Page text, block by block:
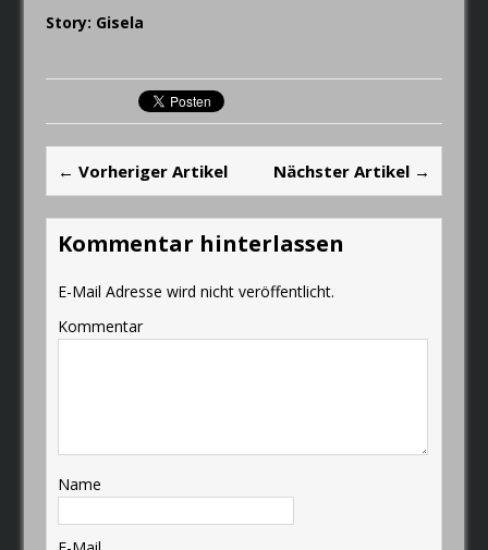
Story: Gisela
← Vorheriger Artikel Nächster Artikel →
Kommentar hinterlassen
E-Mail Adresse wird nicht veröffentlicht.
Kommentar
Name